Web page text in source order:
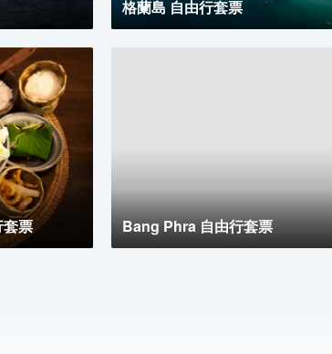
格蘭島 自由行套票
票 Bang Phra 自由行套票